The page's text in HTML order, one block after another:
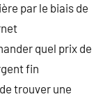
par le biais de
quel prix de
fin
trouver une